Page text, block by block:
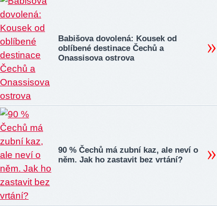
Babišova dovolená: Kousek od
oblíbené destinace Čechů a
Onassisova ostrova
90 % Čechů má zubní kaz, ale neví o
něm. Jak ho zastavit bez vrtání?